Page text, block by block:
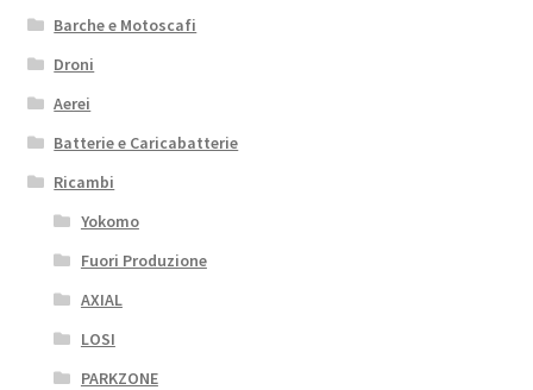
Barche e Motoscafi
Droni
Aerei
Batterie e Caricabatterie
Ricambi
Yokomo
Fuori Produzione
AXIAL
LOSI
PARKZONE